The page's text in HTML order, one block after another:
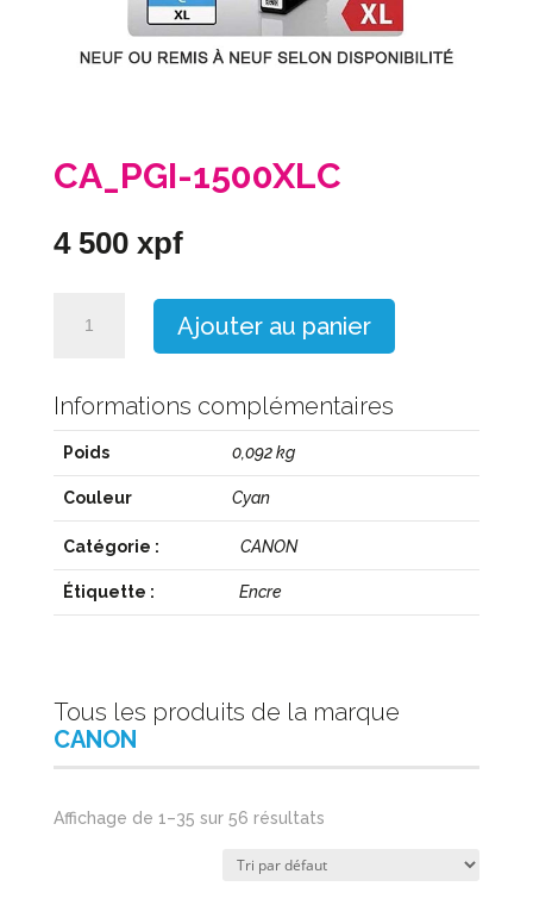
CA_PGI-1500XLC
4 500 xpf
Ajouter au panier
Informations complémentaires
Poids 0,092 kg
Couleur Cyan
Catégorie : CANON
Étiquette : Encre
Tous les produits de la marque
CANON
Affichage de 1–35 sur 56 résultats